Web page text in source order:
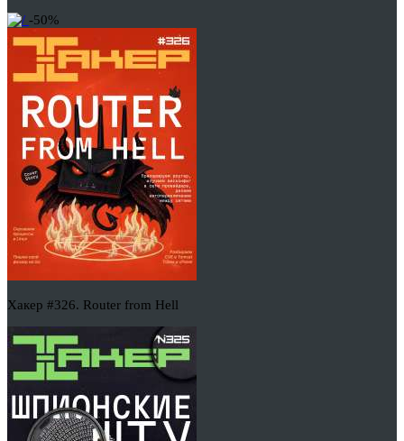
-50%
Хакер #326. Router from Hell